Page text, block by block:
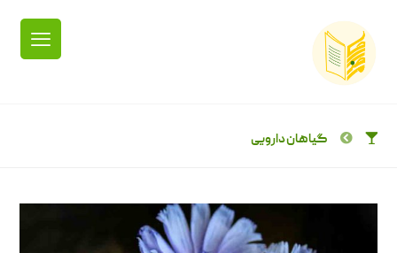
گیاهان دارویی